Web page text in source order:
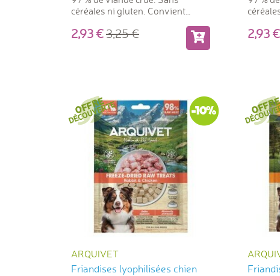
céréales ni gluten. Convient
2,933,25 2,93
-10%
ARQUIVET
Friandises lyophilisées chien